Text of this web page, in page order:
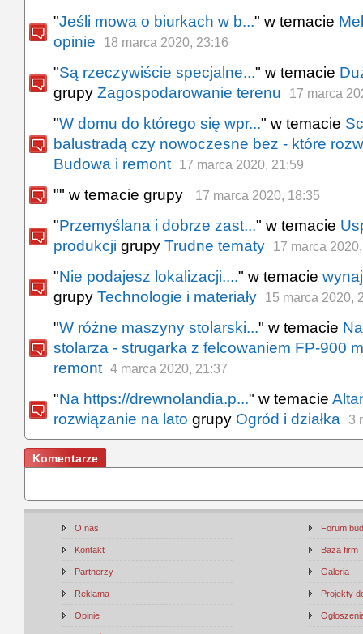
"Jeśli mowa o biurkach w b..." w temacie
opinie
18 marca 2020, 23:16
"Są rzeczywiście specjalne..." w temacie
grupy Zagospodarowanie terenu 17 marca
"W domu do którego się wpr..." w temacie
balustradą czy nowoczesne bez - które
Budowa i remont
17 marca 2020, 21:59
"" w temacie grupy 17 marca 2020, 18:35
"Przemyślana i dobrze zast..." w temacie
produkcji grupy Trudne tematy 17 marca
"Nie podajesz lokalizacji...." w temacie
grupy Technologie i materiały 15 marca 2020,
"W różne maszyny stolarski..." w temacie
stolarza - strugarka z felcowaniem FP-900
remont 4 marca 2020, 21:37
"Na https://drewnolandia.p..." w temacie
rozwiązanie na lato grupy Ogród i działka 3
Komentarze
O nas
Kontakt
Partnerzy
Reklama
Opinie
Forum
Baza firm
Galeria
Projekty